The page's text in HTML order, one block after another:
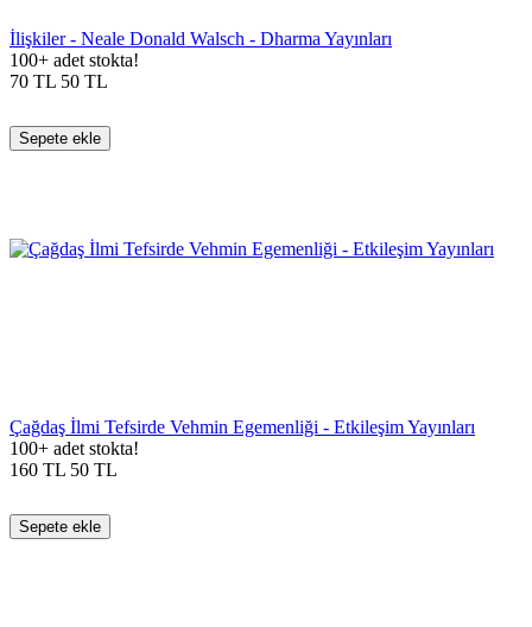
İlişkiler - Neale Donald Walsch - Dharma Yayınları
100+ adet stokta!
70 TL 50 TL
Sepete ekle
Çağdaş İlmi Tefsirde Vehmin Egemenliği - Etkileşim Yayınları
100+ adet stokta!
160 TL 50 TL
Sepete ekle